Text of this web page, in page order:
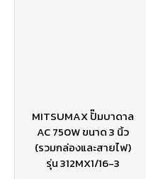
MITSUMAX ปั๊มบาดาล
AC 750W ขนาด 3 นิ้ว
(รวมกล่องและสายไฟ)
รุ่น 312MX1/16-3